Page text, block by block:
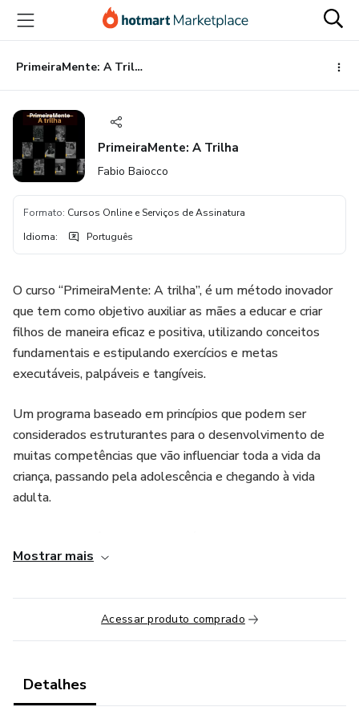
para
conteúdo
principal
para
pagamento
para
rodapé
PrimeiraMente: A Trilha
PrimeiraMente: A Trilha
Fabio Baiocco
Formato: Cursos Online e Serviços de Assinatura
Idioma: Português
O curso “PrimeiraMente: A trilha”, é um método inovador
que tem como objetivo auxiliar as mães a educar e criar
filhos de maneira eficaz e positiva, utilizando conceitos
fundamentais e estipulando exercícios e metas
executáveis, palpáveis e tangíveis.
Um programa baseado em princípios que podem ser
considerados estruturantes para o desenvolvimento de
muitas competências que vão influenciar toda a vida da
criança, passando pela adolescência e chegando à vida
adulta.
personalidade e o caráter de seu filho desde cedo, para
segurança. O curso “PrimeiraMente: A trilha”, foi criado
especificamente para ajudar você a desenvolver essa
habilidades importantes no seu filho.
Mostrar mais
Acessar produto comprado
Detalhes